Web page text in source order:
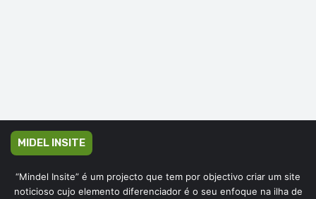
MIDEL INSITE
“Mindel Insite” é um projecto que tem por objectivo criar um site
noticioso cujo elemento diferenciador é o seu enfoque na ilha de